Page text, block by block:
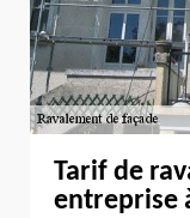
Tarif de
entreprise